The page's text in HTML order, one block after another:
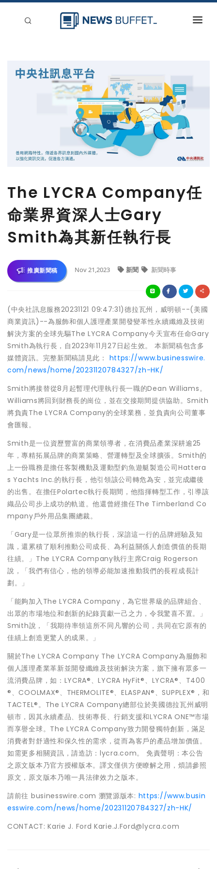
The LYCRA Company任
命業界資深人士Gary
Smith為其新任執行長
推廣新聞稿 Nov 21,2023 新聞 新聞時事
(中央社訊息服務20231121 09:47:31)德拉瓦州，威明頓--(美國
商業資訊)--為服飾和個人護理產業開發變革性永續纖維及技術
解決方案的全球先驅The LYCRA Company今天宣布任命Gary
Smith為執行長，自2023年11月27日起生效。 本新聞稿包含多
媒體資訊。完整新聞稿請見此： https://www.businesswire.
com/news/home/20231120784327/zh-HK/
Smith將接替從8月起暫理代理執行長一職的Dean Williams。
Williams將回到財務長的崗位，並在交接期間提供協助。Smith
將負責The LYCRA Company的全球業務，並負責向公司董事
會匯報。
Smith是一位資歷豐富的商業領導者，在消費品產業深耕逾25
年，專精拓展品牌的商業策略、營運轉型及全球擴張。Smith的
上一份職務是擔任客製機動及運動型釣魚遊艇製造公司Hattera
s Yachts Inc.的執行長，他引領該公司轉危為安，並完成繼後
的出售。在擔任Polartec執行長期間，他指揮轉型工作，引導該
織品公司步上成功的軌道。他還曾經擔任The Timberland Co
mpany戶外用品集團總裁。
「Gary是一位眾所推崇的執行長，深諳這一行的品牌經驗及知
識，還累積了順利推動公司成長、為利益關係人創造價值的長期
往績。」The LYCRA Company執行主席Craig Rogerson
說，「我們有信心，他的領導必能加速推動我們的長程成長計
劃。」
「能夠加入The LYCRA Company，為它世界級的品牌組合、
出眾的市場地位和創新的紀錄貢獻一己之力，令我驚喜不置。」
Smith說，「我期待率領這所不同凡響的公司，共同在它原有的
佳績上創造更驚人的成果。」
關於The LYCRA Company The LYCRA Company為服飾和
個人護理產業革新並開發纖維及技術解決方案，旗下擁有眾多一
流消費品牌，如：LYCRA®、LYCRA HyFit®、LYCRA®、T400
®、COOLMAX®、THERMOLITE®、ELASPAN®、SUPPLEX®，和
TACTEL®。The LYCRA Company總部位於美國德拉瓦州威明
頓市，因其永續產品、技術專長、行銷支援和LYCRA ONE™市場
而享譽全球。The LYCRA Company致力開發獨特創新，滿足
消費者對舒適性和保久性的需求，從而為客戶的產品增加價值。
如需更多相關資訊，請造訪：lycra.com。 免責聲明：本公告
之原文版本乃官方授權版本。譯文僅供方便瞭解之用，煩請參照
原文，原文版本乃唯一具法律效力之版本。
請前往 businesswire.com 瀏覽源版本: https://www.busin
esswire.com/news/home/20231120784327/zh-HK/
CONTACT: Karie J. Ford Karie.J.Ford@lycra.com